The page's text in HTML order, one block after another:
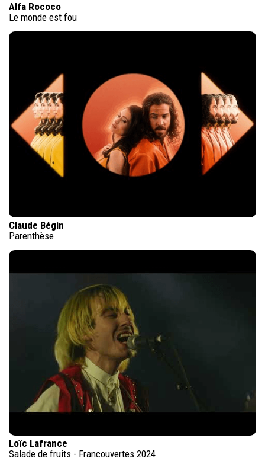
Alfa Rococo
Le monde est fou
Claude Bégin
Parenthèse
Loïc Lafrance
Salade de fruits - Francouvertes 2024